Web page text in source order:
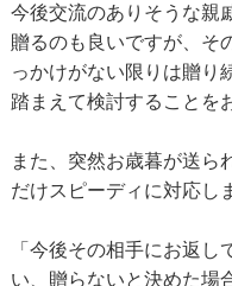
今後交流のありそうな親
贈るのも良いですが、そ
っかけがない限りは贈り
踏まえて検討することを
また、突然お歳暮が送ら
だけスピーディに対応し
「今後その相手にお返
い、贈らないと決めた場